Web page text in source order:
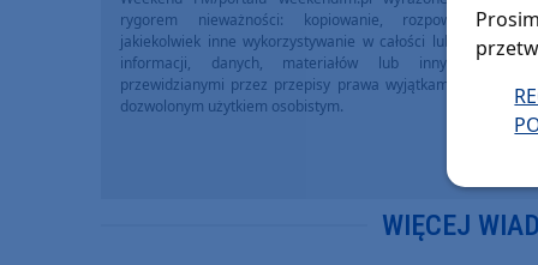
rygorem nieważności: kopiowanie,
jakiekolwiek inne wykorzystywanie w całości lub we
informacji, danych, materiałów lub innych treści
przewidzianymi przez przepisy prawa wyjątkami, w
dozwolonym użytkiem osobistym.
WIĘCEJ